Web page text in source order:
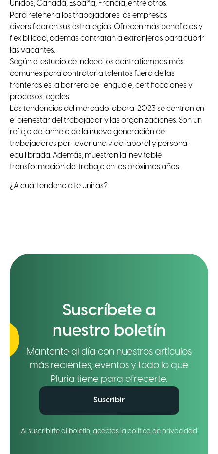
Unidos, Canadá, España, Francia, entre otros.
Para retener a los trabajadores las empresas
diversificaron sus estrategias. Ofrecen más beneficios y
flexibilidad, además contratan a extranjeros para cubrir
las vacantes.
Según el estudio de Indeed los contratiempos más
comunes para contratar a talentos fuera de las
fronteras es la barrera del lenguaje, certificaciones y
procesos legales.
Las tendencias del mercado laboral 2023 se centran en
el bienestar del trabajador y las organizaciones. Son un
reflejo del anhelo de la nueva generación de
trabajadores por llevar una vida laboral y personal
equilibrada. Además, muestran la inevitable
transformación del trabajo en los próximos años.
¿A cuál tendencia te unirás?
Suscríbete a
nuestro boletín
Mantente al día con nuestros artículos
más recientes, eventos y todo lo que
Pluria tiene para ofrecerte.
Suscribir
Al suscribirte al boletín, aceptas la política de privacidad